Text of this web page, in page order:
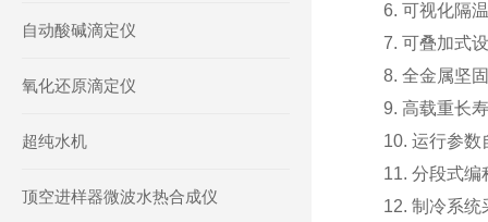
6. 可视化隔
7. 可叠加式
8. 全金属坚
9. 高载重长
10. 运行参数
11. 分段式编
12. 制冷系
自动酸碱滴定仪
氧化还原滴定仪
超纯水机
顶空进样器微波水热合成仪